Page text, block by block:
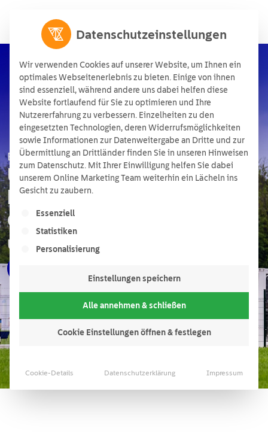
Batteriespeicher
Webinar: Rechtliche Hürden
bei Batteriespeichern –
Genehmigung, Privilegierung
und Co-Location im Fokus
Datenschutzeinstellungen
Wir verwenden Cookies auf unserer Website, um Ihnen ein
optimales Webseitenerlebnis zu bieten. Einige von ihnen
sind essenziell, während andere uns dabei helfen diese
Website fortlaufend für Sie zu optimieren und Ihre
Nutzererfahrung zu verbessern. Einzelheiten zu den
eingesetzten Technologien, deren Widerrufsmöglichkeiten
sowie Informationen zur Datenweitergabe an Dritte und zur
Übermittlung an Drittländer finden Sie in unseren Hinweisen
zum Datenschutz. Mit Ihrer Einwilligung helfen Sie dabei
unserem Online Marketing Team weiterhin ein Lächeln ins
Gesicht zu zaubern.
Es folgt eine Liste der Service-Gruppen, für die
Essenziell
Statistiken
Personalisierung
Einstellungen speichern
Alle annehmen & schließen
Cookie Einstellungen öffnen & festlegen
Cookie-Details Datenschutzerklärung Impressum